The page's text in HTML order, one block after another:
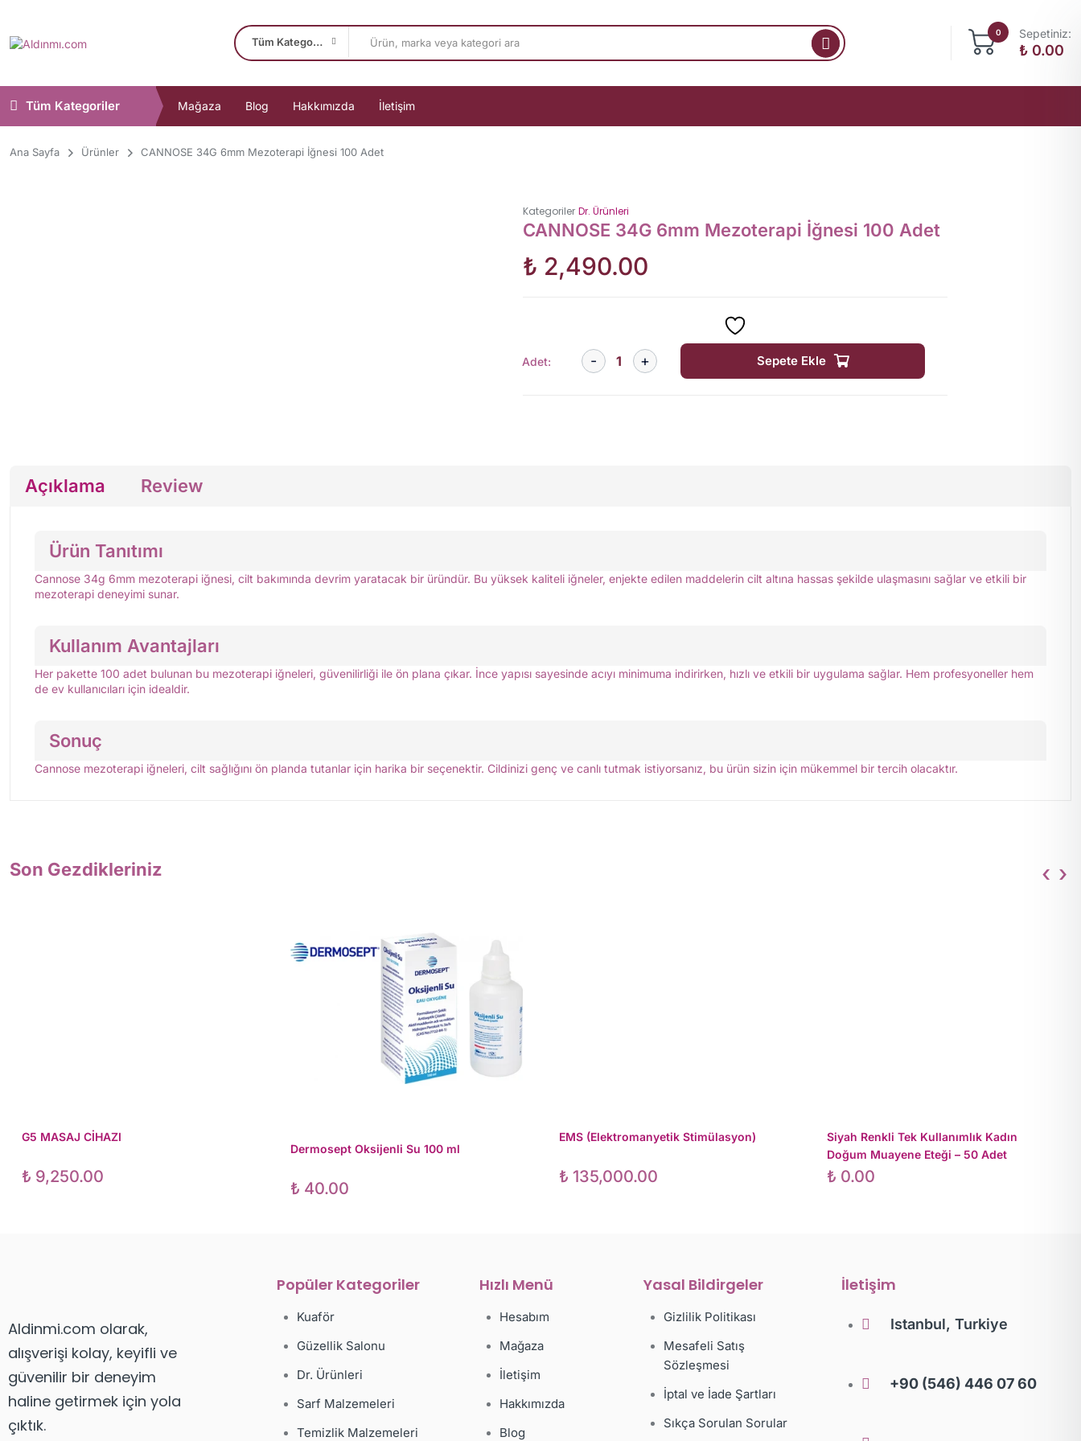
Tüm Kategoriler
0 Sepetiniz:
₺ 0.00
Tüm Kategoriler Mağaza Blog Hakkımızda İletişim
Ana Sayfa Ürünler CANNOSE 34G 6mm Mezoterapi İğnesi 100 Adet
Kategoriler Dr. Ürünleri
CANNOSE 34G 6mm Mezoterapi İğnesi 100 Adet
₺ 2,490.00
Adet: Sepete Ekle
Açıklama Review
Ürün Tanıtımı
Cannose 34g 6mm mezoterapi iğnesi, cilt bakımında devrim yaratacak bir üründür. Bu yüksek kaliteli iğneler, enjekte edilen maddelerin cilt altına hassas şekilde ulaşmasını sağlar ve etkili bir
mezoterapi deneyimi sunar.
Kullanım Avantajları
Her pakette 100 adet bulunan bu mezoterapi iğneleri, güvenilirliği ile ön plana çıkar. İnce yapısı sayesinde acıyı minimuma indirirken, hızlı ve etkili bir uygulama sağlar. Hem profesyoneller hem
de ev kullanıcıları için idealdir.
Sonuç
Cannose mezoterapi iğneleri, cilt sağlığını ön planda tutanlar için harika bir seçenektir. Cildinizi genç ve canlı tutmak istiyorsanız, bu ürün sizin için mükemmel bir tercih olacaktır.
Son Gezdikleriniz
G5 MASAJ CİHAZI
₺ 9,250.00
Dermosept Oksijenli Su 100 ml
₺ 40.00
EMS (Elektromanyetik Stimülasyon)
₺ 135,000.00
Siyah Renkli Tek Kullanımlık Kadın
Doğum Muayene Eteği – 50 Adet
₺ 0.00
‹ ›
Aldinmi.com olarak,
alışverişi kolay, keyifli ve
güvenilir bir deneyim
haline getirmek için yola
çıktık.
Popüler Kategoriler
Kuaför
Güzellik Salonu
Dr. Ürünleri
Sarf Malzemeleri
Temizlik Malzemeleri
Hızlı Menü
Hesabım
Mağaza
İletişim
Hakkımızda
Blog
Yasal Bildirgeler
Gizlilik Politikası
Mesafeli Satış
Sözleşmesi
İptal ve İade Şartları
Sıkça Sorulan Sorular
İletişim
Istanbul, Turkiye
+90 (546) 446 07 60